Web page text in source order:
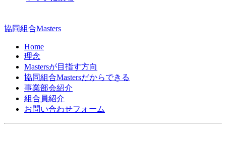
ー
協同組合Masters
Home
理念
Mastersが目指す方向
協同組合Mastersだからできる
事業部会紹介
組合員紹介
お問い合わせフォーム